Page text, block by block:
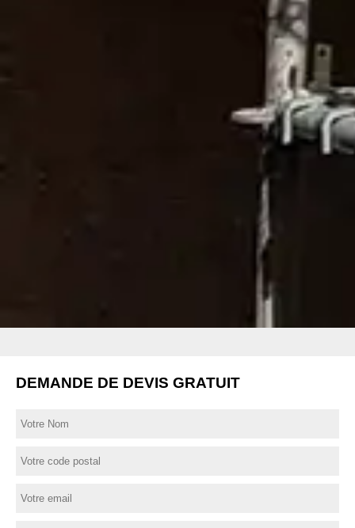
DEMANDE DE DEVIS GRATUIT